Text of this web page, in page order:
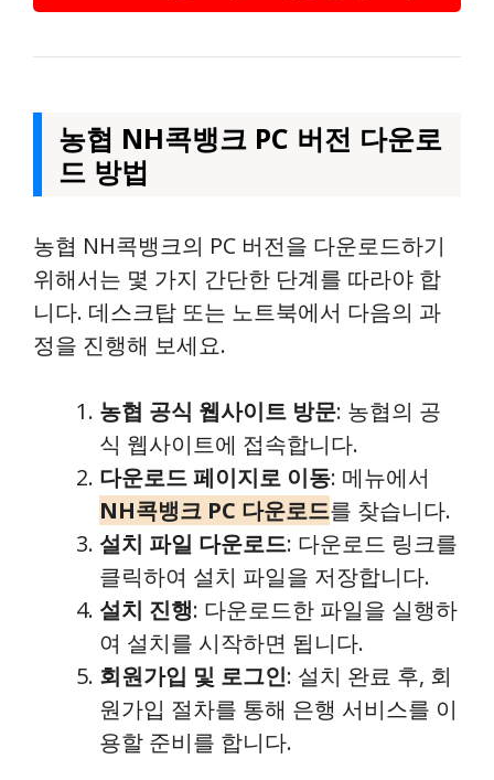
농협 NH콕뱅크 PC 버전 다운로
드 방법
농협 NH콕뱅크의 PC 버전을 다운로드하기
위해서는 몇 가지 간단한 단계를 따라야 합
니다. 데스크탑 또는 노트북에서 다음의 과
정을 진행해 보세요.
농협 공식 웹사이트 방문: 농협의 공
식 웹사이트에 접속합니다.
다운로드 페이지로 이동: 메뉴에서
NH콕뱅크 PC 다운로드를 찾습니다.
설치 파일 다운로드: 다운로드 링크를
클릭하여 설치 파일을 저장합니다.
설치 진행: 다운로드한 파일을 실행하
여 설치를 시작하면 됩니다.
회원가입 및 로그인: 설치 완료 후, 회
원가입 절차를 통해 은행 서비스를 이
용할 준비를 합니다.